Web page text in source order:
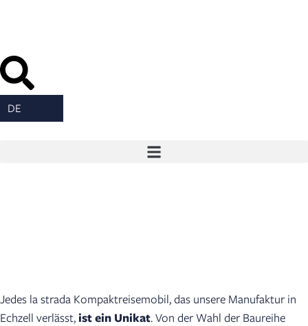
DE
Jedes la strada Kompaktreisemobil, das unsere Manufaktur in
Echzell verlässt, ist ein Unikat. Von der Wahl der Baureihe